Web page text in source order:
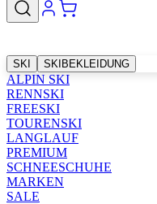
SKI SKIBEKLEIDUNG
ALPIN SKI
RENNSKI
FREESKI
TOURENSKI
LANGLAUF
PREMIUM
SCHNEESCHUHE
MARKEN
SALE